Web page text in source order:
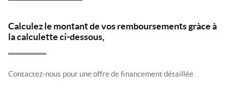
Calculez le montant de vos remboursements gràce à
la calculette ci-dessous,
Contactez-nous pour une offre de financement détaillée